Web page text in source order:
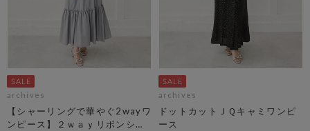
archives
【シャーリングで華やぐ2wayワ
ンピース】２ｗａｙリボンシャ
archives
ドットカットＪＱキャミワンピ
ース